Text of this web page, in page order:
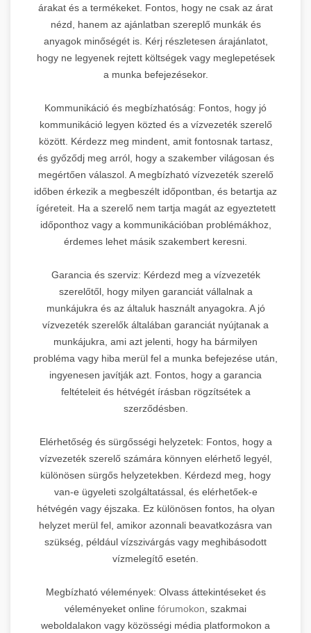
árakat és a termékeket. Fontos, hogy ne csak az árat
nézd, hanem az ajánlatban szereplő munkák és
anyagok minőségét is. Kérj részletesen árajánlatot,
hogy ne legyenek rejtett költségek vagy meglepetések
a munka befejezésekor.
Kommunikáció és megbízhatóság: Fontos, hogy jó
kommunikáció legyen közted és a vízvezeték szerelő
között. Kérdezz meg mindent, amit fontosnak tartasz,
és győződj meg arról, hogy a szakember világosan és
megértően válaszol. A megbízható vízvezeték szerelő
időben érkezik a megbeszélt időpontban, és betartja az
ígéreteit. Ha a szerelő nem tartja magát az egyeztetett
időponthoz vagy a kommunikációban problémákhoz,
érdemes lehet másik szakembert keresni.
Garancia és szerviz: Kérdezd meg a vízvezeték
szerelőtől, hogy milyen garanciát vállalnak a
munkájukra és az általuk használt anyagokra. A jó
vízvezeték szerelők általában garanciát nyújtanak a
munkájukra, ami azt jelenti, hogy ha bármilyen
probléma vagy hiba merül fel a munka befejezése után,
ingyenesen javítják azt. Fontos, hogy a garancia
feltételeit és hétvégét írásban rögzítsétek a
szerződésben.
Elérhetőség és sürgősségi helyzetek: Fontos, hogy a
vízvezeték szerelő számára könnyen elérhető legyél,
különösen sürgős helyzetekben. Kérdezd meg, hogy
van-e ügyeleti szolgáltatással, és elérhetőek-e
hétvégén vagy éjszaka. Ez különösen fontos, ha olyan
helyzet merül fel, amikor azonnali beavatkozásra van
szükség, például vízszivárgás vagy meghibásodott
vízmelegítő esetén.
Megbízható vélemények: Olvass áttekintéseket és
véleményeket online fórumokon , szakmai
weboldalakon vagy közösségi média platformokon a